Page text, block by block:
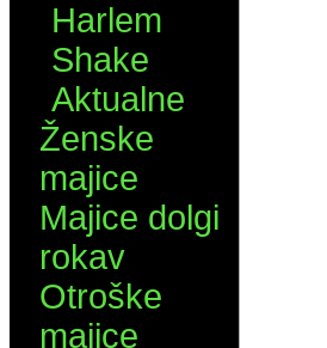
Harlem
Shake
Aktualne
Ženske
majice
Majice dolgi
rokav
Otroške
majice